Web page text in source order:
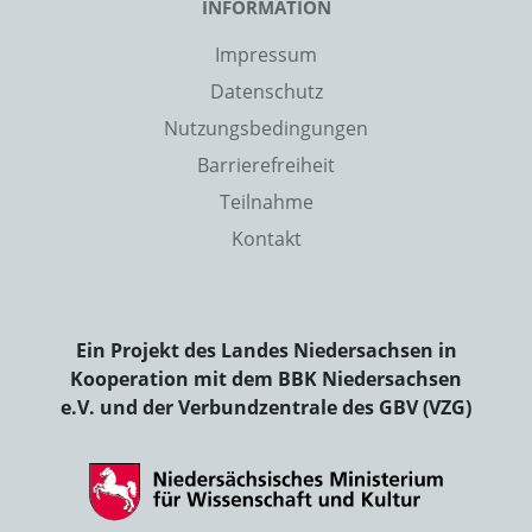
INFORMATION
Impressum
Datenschutz
Nutzungsbedingungen
Barrierefreiheit
Teilnahme
Kontakt
Ein Projekt des Landes Niedersachsen in
Kooperation mit dem BBK Niedersachsen
e.V. und der Verbundzentrale des GBV (VZG)